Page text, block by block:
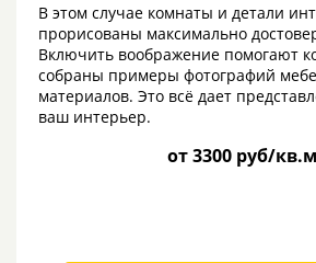
В этом случае комнаты и детали
прорисованы максимально
Включить воображение помогают
собраны примеры фотографий
материалов. Это всё дает
ваш интерьер.
от 3300 руб/